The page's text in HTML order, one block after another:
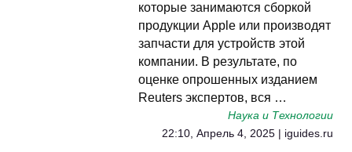
которые занимаются сборкой
продукции Apple или производят
запчасти для устройств этой
компании. В результате, по
оценке опрошенных изданием
Reuters экспертов, вся …
Наука и Технологии
22:10, Апрель 4, 2025 | iguides.ru